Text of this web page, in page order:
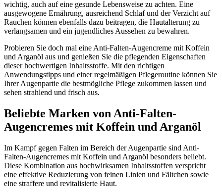
wichtig, auch auf eine gesunde Lebensweise zu achten. Eine
ausgewogene Ernährung, ausreichend Schlaf und der Verzicht auf
Rauchen können ebenfalls dazu beitragen, die Hautalterung zu
verlangsamen und ein jugendliches Aussehen zu bewahren.
Probieren Sie doch mal eine Anti-Falten-Augencreme mit Koffein
und Arganöl aus und genießen Sie die pflegenden Eigenschaften
dieser hochwertigen Inhaltsstoffe. Mit den richtigen
Anwendungstipps und einer regelmäßigen Pflegeroutine können Sie
Ihrer Augenpartie die bestmögliche Pflege zukommen lassen und
sehen strahlend und frisch aus.
Beliebte Marken von Anti-Falten-
Augencremes mit Koffein und Arganöl
Im Kampf gegen Falten im Bereich der Augenpartie sind Anti-
Falten-Augencremes mit Koffein und Arganöl besonders beliebt.
Diese Kombination aus hochwirksamen Inhaltsstoffen verspricht
eine effektive Reduzierung von feinen Linien und Fältchen sowie
eine straffere und revitalisierte Haut.